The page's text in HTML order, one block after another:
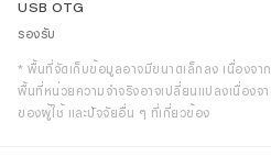
USB OTG
รองรับ
* พื้นที่จัดเก็บข้อมูลอาจมีขนาดเล็กลง เนื่องจ
พื้นที่หน่วยความจำจริงอาจเปลี่ยนแปลงเนื่องจ
ของผู้ใช้ และปัจจัยอื่น ๆ ที่เกี่ยวข้อง